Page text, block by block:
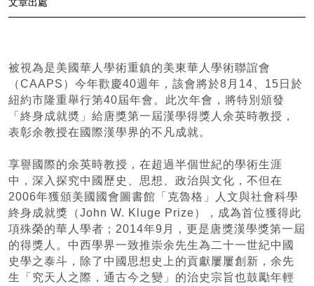
被視為是美國華人學術重鎮的美東華人學術聯誼會
（CAAPS）今年歡慶40週年，該會將於8月14、15日於
紐約市隆重舉行第40屆年會。此次年會，將特別頒發
「終身成就奬」給唐獎第一屆漢學得獎人余英時教授，
表彰余教授在國際漢學界的不凡成就。
享譽國際的余英時教授，在超過半個世紀的學術生涯
中，深入探究中國歷史、思想、政治與文化，不但在
2006年獲頒美國國會圖書館「克魯格」人文與社會科學
終身成就獎（John W. Kluge Prize），成為首位獲得此
項殊榮的華人學者；2014年9月，更是唐獎漢學獎第一屆
的得獎人。中西學界一致推崇余先生為二十一世紀中國
史學之泰斗，除了中國思想史上的貢獻屢屢創新，余先
生「究天人之際，通古今之變」的治史宗旨也鼓勵年輕